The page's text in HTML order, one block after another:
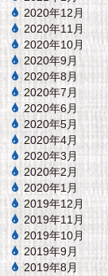
2020年12月
2020年11月
2020年10月
2020年9月
2020年8月
2020年7月
2020年6月
2020年5月
2020年4月
2020年3月
2020年2月
2020年1月
2019年12月
2019年11月
2019年10月
2019年9月
2019年8月